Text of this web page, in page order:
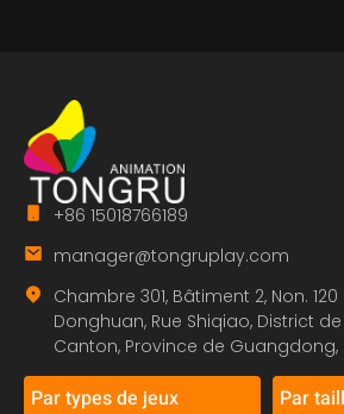
+86 15018766189
manager@tongruplay.com
Chambre 301, Bâtiment 2, Non.
Donghuan, Rue Shiqiao, District
Canton, Province de Guangdong,
Par types de jeux Par